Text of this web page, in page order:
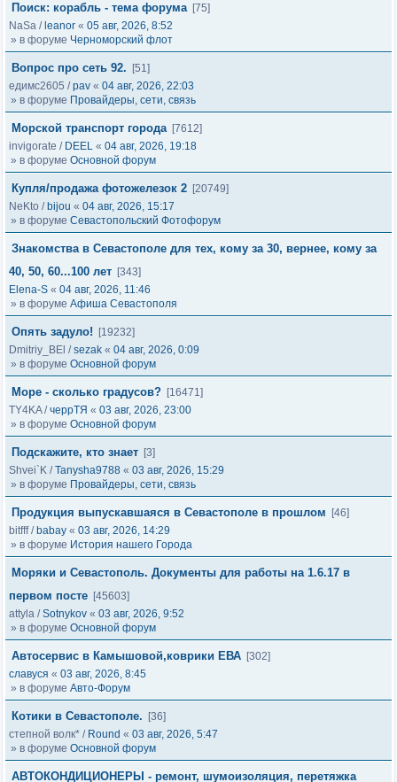
Поиск: корабль - тема форума [75]
NaSa / leanor « 05 авг, 2026, 8:52
» в форуме Черноморский флот
Вопрос про сеть 92.
[51]
едимс2605 /pav « 04 авг, 2026, 22:03
» в форуме Провайдеры, сети, связь
Морской транспорт города [7612]
invigorate / DEEL « 04 авг, 2026, 19:18
» в форуме Основной форум
Купля/продажа фотожелезок 2 [20749]
NeKto / bijou « 04 авг, 2026, 15:17
» в форуме Севастопольский Фотофорум
Знакомства в Севастополе для тех, кому за 30, вернее, кому за
40, 50, 60...100 лет [343]
Elena-S « 04 авг, 2026, 11:46
» в форуме Афиша Севастополя
Опять задуло!
[19232]
Dmitriy_BEl /sezak « 04 авг, 2026, 0:09
» в форуме Основной форум
Море - сколько градусов? [16471]
TY4KA/черрТЯ « 03 авг, 2026, 23:00
» в форуме Основной форум
Подскажите, кто знает [3]
Shvei`K /Tanysha9788 « 03 авг, 2026, 15:29
» в форуме Провайдеры, сети, связь
Продукция выпускавшаяся в Севастополе в прошлом
[46]
bitfff/ babay « 03 авг, 2026, 14:29
» в форуме История нашего Города
Моряки и Севастополь. Документы для работы на 1.6.17 в
первом посте [45603]
attyla /Sotnykov « 03 авг, 2026, 9:52
» в форуме Основной форум
Автосервис в Камышовой,коврики ЕВА [302]
славуся « 03 авг, 2026, 8:45
» в форуме Авто-Форум
Котики в Севастополе.
[36]
степной волк* / Round « 03 авг, 2026, 5:47
» в форуме Основной форум
АВТОКОНДИЦИОНЕРЫ - ремонт, шумоизоляция, перетяжка